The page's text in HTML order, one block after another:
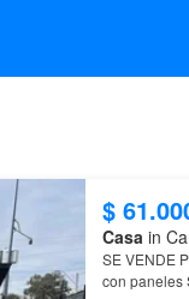
$
Casain
SE VENDE
con paneles